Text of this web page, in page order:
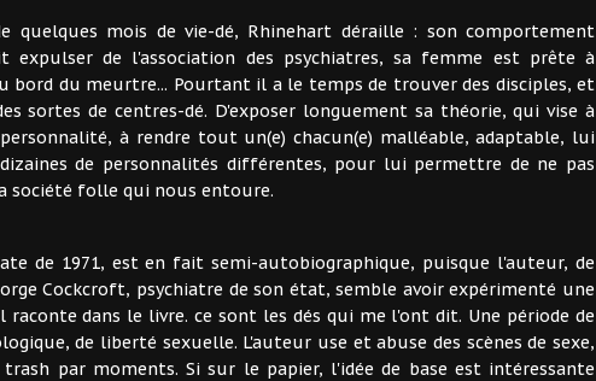
quelques mois de vie-dé, Rhinehart déraille : son comportement
expulser de l'association des psychiatres, sa femme est prête à
bord du meurtre... Pourtant il a le temps de trouver des disciples, et
sortes de centres-dé. D'exposer longuement sa théorie, qui vise à
à rendre tout un(e) chacun(e) malléable, adaptable, lui
de personnalités différentes, pour lui permettre de ne pas
société folle qui nous entoure.
de 1971, est en fait semi-autobiographique, puisque l'auteur, de
Cockcroft, psychiatre de son état, semble avoir expérimenté une
raconte dans le livre. ce sont les dés qui me l'ont dit. Une période de
de liberté sexuelle. L'auteur use et abuse des scènes de sexe,
par moments. Si sur le papier, l'idée de base est intéressante